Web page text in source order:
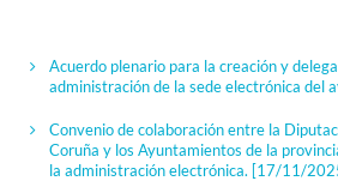
Acuerdo plenario para la creación y
administración de la sede electrónica del
Convenio de colaboración entre la
Coruña y los Ayuntamientos de la
la administración electrónica. [17/11/